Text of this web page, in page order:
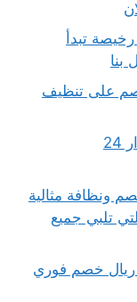
تبدأ
قصور بالرياض بـ45%خصم على تنظيف
كهربائي منازل بالرياض..ممتاز على مدار 24
مسابح بالرياض بـ45%خصم ونظافة مثالية
تلبي جميع
شركة تنظيف مجالس بالرياض بـ 200 ريال خصم فوري